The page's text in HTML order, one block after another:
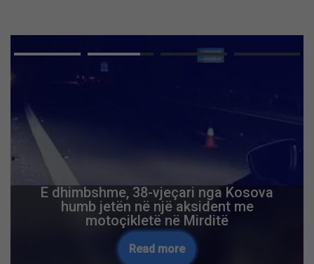
E dhimbshme, 38-vjeçari nga Kosova
humb jetën në një aksident me
motoçikletë në Mirditë
Read more